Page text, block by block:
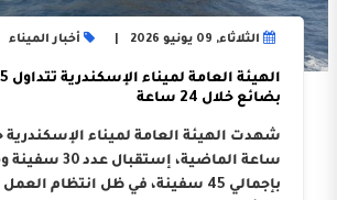
الثلاثاء, 09 يونيو 2026 أخبار الميناء
بضائع خلال 24 ساعة
بإجمالي 45 سفينة، في ظل انتظام